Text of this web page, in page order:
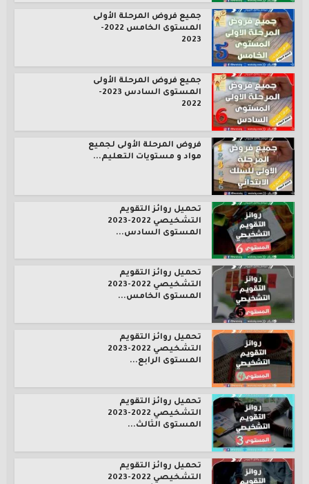
جميع فروض المرحلة الأولى
المستوى الخامس 2022-
2023
جميع فروض المرحلة الأولى
المستوى السادس 2023-
2022
فروض المرحلة الأولى لجميع
مواد و مستويات التعليم...
تحميل روائز التقويم
التشخيصي 2022-2023
المستوى السادس...
تحميل روائز التقويم
التشخيصي 2022-2023
المستوى الخامس...
تحميل روائز التقويم
التشخيصي 2022-2023
المستوى الرابع...
تحميل روائز التقويم
التشخيصي 2022-2023
المستوى الثالث...
تحميل روائز التقويم
التشخيصي 2022-2023